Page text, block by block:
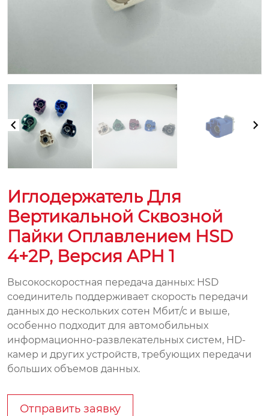
Иглодержатель Для
Вертикальной Сквозной
Пайки Оплавлением HSD
4+2P, Версия APH 1
Высокоскоростная передача данных: HSD
соединитель поддерживает скорость передачи
данных до нескольких сотен Мбит/с и выше,
особенно подходит для автомобильных
информационно-развлекательных систем, HD-
камер и других устройств, требующих передачи
больших объемов данных.
Отправить заявку